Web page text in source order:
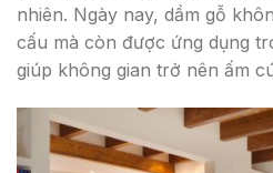
nhiên. Ngày nay, dầm gỗ
cấu mà còn được ứng dụng
giúp không gian trở nên ấm